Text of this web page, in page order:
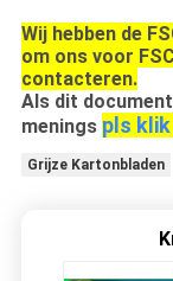
Wij hebben de
om ons voor
contacteren.
Als dit
menings pls
Grijze Kartonbladen